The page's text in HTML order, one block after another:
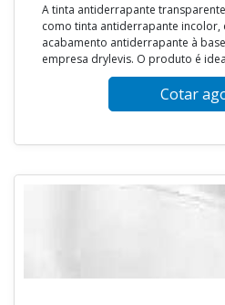
A tinta antiderrapante
como tinta antiderrapante incolor,
acabamento antiderrapante à
empresa drylevis. O produto é
Cotar